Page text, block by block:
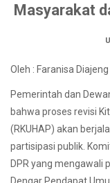
Masyarakat
Oleh : Faranisa
Pemerintah dan
bahwa proses revisi
(RKUHAP) akan
partisipasi publik.
DPR yang mengawali